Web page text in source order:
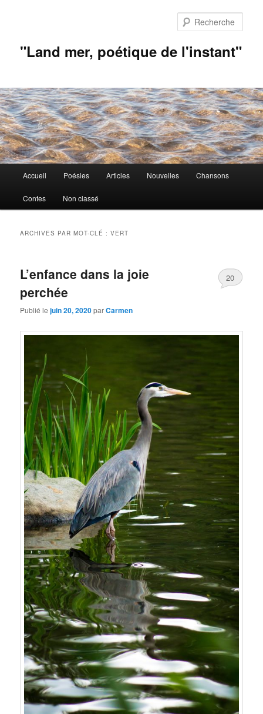
"Land mer, poétique de l'instant"
principal
Accueil Poésies Articles Nouvelles Chansons
Contes Non classé
ARCHIVES PAR MOT-CLÉ :VERT
L’enfance dans la joie
perchée
Publié lejuin 20, 2020parCarmen
20